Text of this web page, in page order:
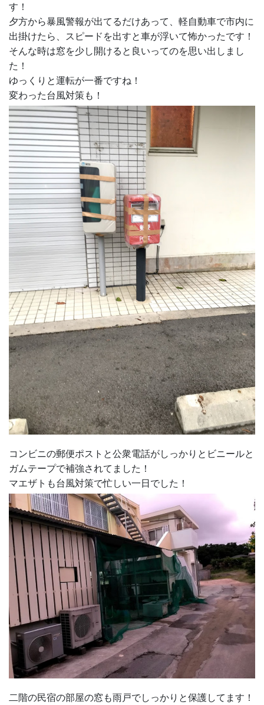
す！
夕方から暴風警報が出てるだけあって、軽自動車で市内に
出掛けたら、スピードを出すと車が浮いて怖かったです！
そんな時は窓を少し開けると良いってのを思い出しまし
た！
ゆっくりと運転が一番ですね！
変わった台風対策も！
コンビニの郵便ポストと公衆電話がしっかりとビニールと
ガムテープで補強されてました！
マエザトも台風対策で忙しい一日でした！
二階の民宿の部屋の窓も雨戸でしっかりと保護してます！